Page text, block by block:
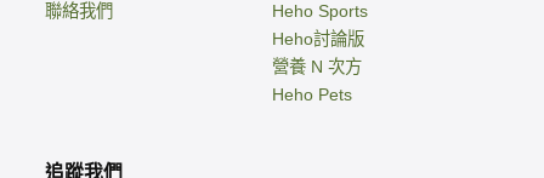
聯絡我們
Heho Sports
Heho討論版
營養 N 次方
Heho Pets
追蹤我們